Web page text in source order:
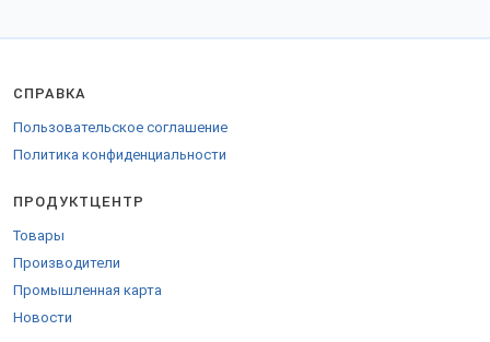
СПРАВКА
Пользовательское соглашение
Политика конфиденциальности
ПРОДУКТЦЕНТР
Товары
Производители
Промышленная карта
Новости